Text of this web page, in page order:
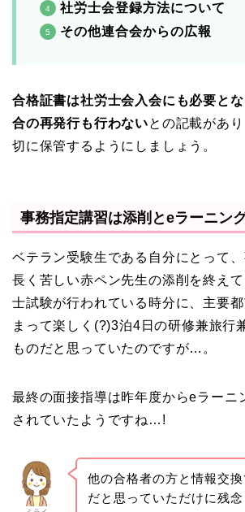
社労士会登録方法について
その他連合会からの広報
合格証書は社労士会入会にも必要と
合の再発行も行わないとの記載があ
切に保管するようにしましょう。
事務指定講習は添削とeラーニン
ベテラン受験生である自分にとって
長く苦しい赤ペン先生の添削を終え
士試験が行われている時分に、主要
まって楽しく(?)3泊4日の研修兼旅行
ものだと思っていたのですが…。
最終の面接指導は昨年度からeラーニ
されていたようですね…!
他の合格者の方と情報交
だと思っていただけに残念